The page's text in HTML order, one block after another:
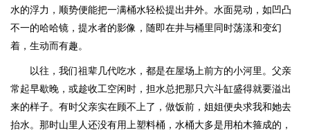
水的浮力，顺势便能把一满桶水轻松提出井外。水面晃动，如凹凸
不一的哈哈镜，提水者的影像，随即在井与桶里同时荡漾和变幻
着，生动而有趣。
以往，我们祖辈几代吃水，都是在屋场上前方的小河里。父亲
常起早歇晚，或趁收工空闲时，担水总把那只六斗缸盛得就要溢出
来的样子。有时父亲实在顾不上了，做饭前，姐姐便央求我和她去
抬水。那时山里人还没有用上塑料桶，水桶大多是用柏木箍成的，